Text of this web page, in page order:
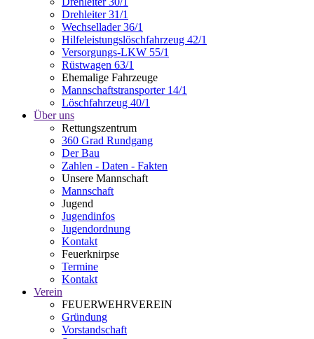
Drehleiter 31/1
Wechsellader 36/1
Hilfeleistungslöschfahrzeug 42/1
Versorgungs-LKW 55/1
Rüstwagen 63/1
Ehemalige Fahrzeuge
Mannschaftstransporter 14/1
Löschfahrzeug 40/1
Über uns
Rettungszentrum
360 Grad Rundgang
Der Bau
Zahlen - Daten - Fakten
Unsere Mannschaft
Mannschaft
Jugend
Jugendinfos
Jugendordnung
Kontakt
Feuerknirpse
Termine
Kontakt
Verein
FEUERWEHRVEREIN
Gründung
Vorstandschaft